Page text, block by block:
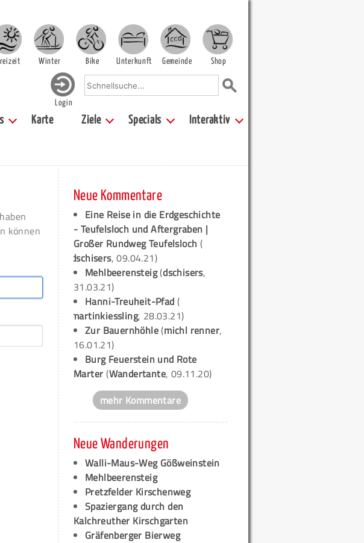
Winter Bike Unterkunft Gemeinde Shop
Login
Karte Ziele Specials Interaktiv
können
Neue Kommentare
Eine Reise in die Erdgeschichte
- Teufelsloch und Aftergraben |
Großer Rundweg Teufelsloch (
dschisers, 09.04.21)
Mehlbeerensteig(dschisers,
31.03.21)
Hanni-Treuheit-Pfad (
martinkiessling, 28.03.21)
Zur Bauernhöhle(michl renner,
16.01.21)
Burg Feuerstein und Rote
Marter (Wandertante, 09.11.20)
mehr Kommentare
Neue Wanderungen
Walli-Maus-Weg Gößweinstein
Mehlbeerensteig
Pretzfelder Kirschenweg
Spaziergang durch den
Kalchreuther Kirschgarten
Gräfenberger Bierweg